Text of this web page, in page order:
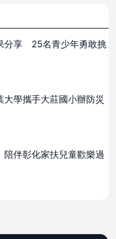
分享 25名青少年勇敢挑
學攜手大莊國小辦防災
伴彰化家扶兒童歡樂過